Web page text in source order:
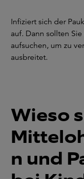
Infiziert sich der
auf. Dann sollten
aufsuchen, um zu
ausbreitet.
Wieso
n und